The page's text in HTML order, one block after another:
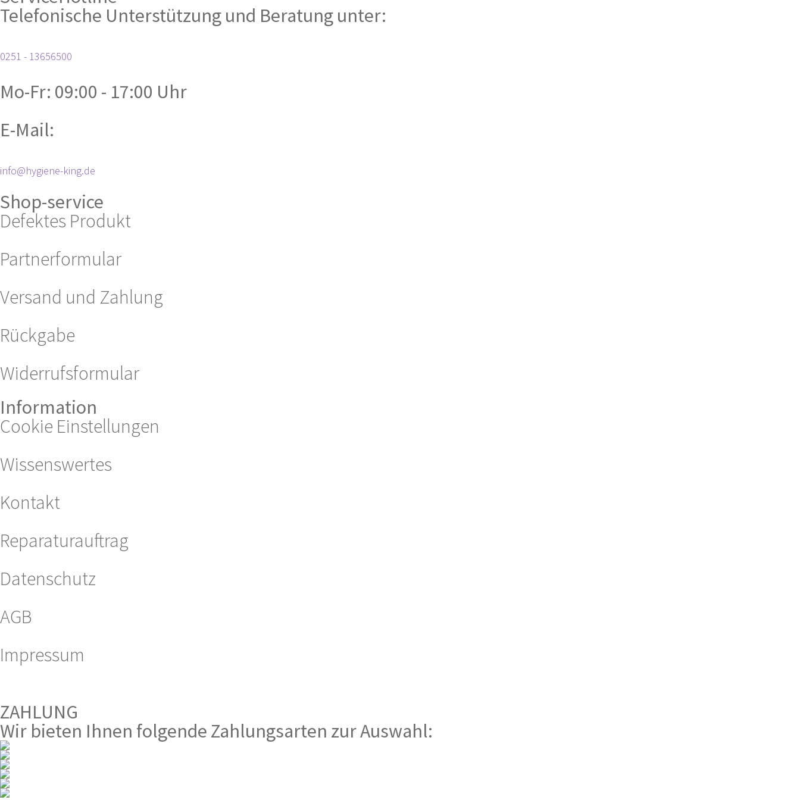
Telefonische Unterstützung und Beratung unter:
0251 - 13656500
Mo-Fr: 09:00 - 17:00 Uhr
E-Mail:
info@hygiene-king.de
Shop-service
Defektes Produkt
Partnerformular
Versand und Zahlung
Rückgabe
Widerrufsformular
Information
Cookie Einstellungen
Wissenswertes
Kontakt
Reparaturauftrag
Datenschutz
AGB
Impressum
ZAHLUNG
Wir bieten Ihnen folgende Zahlungsarten zur Auswahl: